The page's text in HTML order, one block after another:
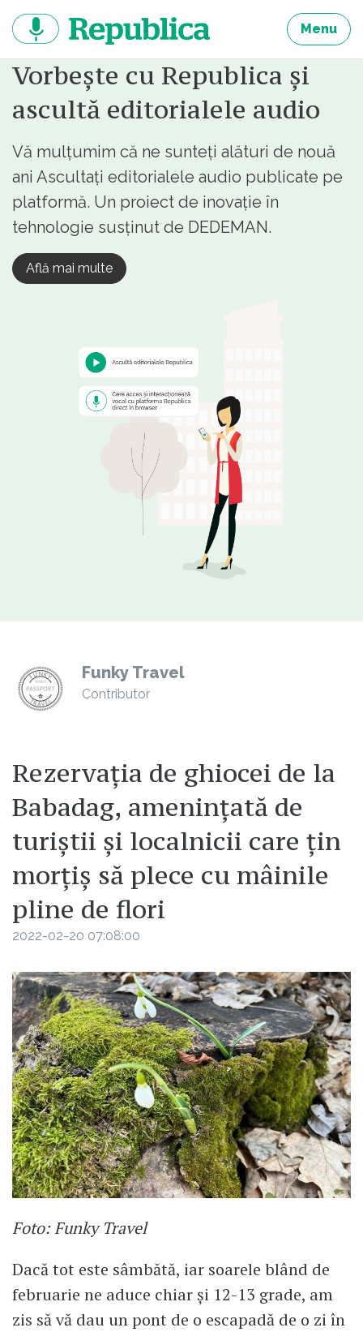
continut
Menu
Vorbește cu Republica și
ascultă editorialele audio
Vă mulțumim că ne sunteți alături de nouă
ani Ascultați editorialele audio publicate pe
platformă. Un proiect de inovație în
tehnologie susținut de DEDEMAN.
Află mai multe
Funky Travel
Contributor
Rezervația de ghiocei de la
Babadag, amenințată de
turiștii și localnicii care țin
morțiș să plece cu mâinile
pline de flori
2022-02-20 07:08:00
Foto: Funky Travel
Dacă tot este sâmbătă, iar soarele blând de
februarie ne aduce chiar și 12-13 grade, am
zis să vă dau un pont de o escapadă de o zi în